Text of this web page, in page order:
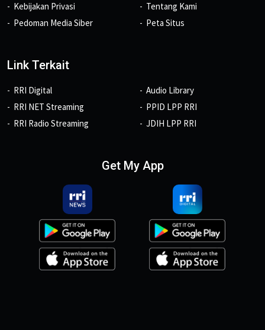
Kebijakan Privasi
Pedoman Media Siber
Tentang Kami
Peta Situs
Link Terkait
RRI Digital
RRI NET Streaming
RRI Radio Streaming
Audio Library
PPID LPP RRI
JDIH LPP RRI
Get My App